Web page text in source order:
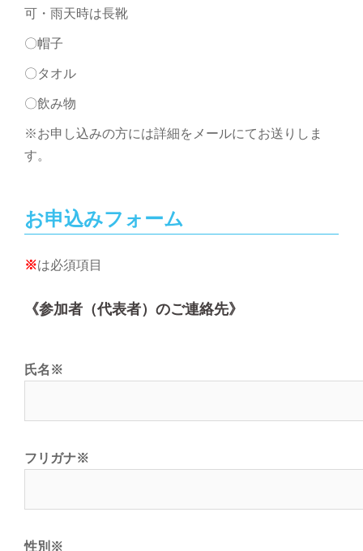
可・雨天時は長靴
〇帽子
〇タオル
〇飲み物
※お申し込みの方には詳細をメールにてお送りしま
す。
お申込みフォーム
※は必須項目
《参加者（代表者）のご連絡先》
氏名 ※
フリガナ※
性別 ※